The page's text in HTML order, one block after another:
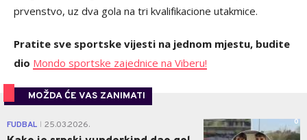
prvenstvo, uz dva gola na tri kvalifikacione utakmice.
Pratite sve sportske vijesti na jednom mjestu, budite
dio Mondo sportske zajednice na Viberu!
MOŽDA ĆE VAS ZANIMATI
FUDBAL 25.03.2026. 0